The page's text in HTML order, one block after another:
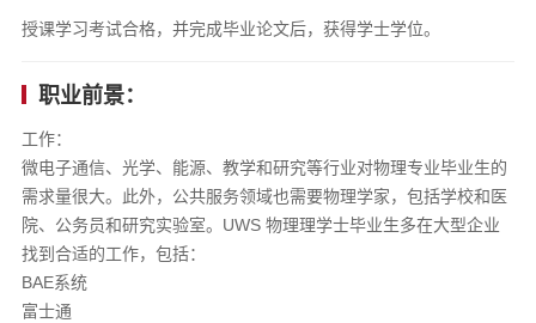
授课学习考试合格，并完成毕业论文后，获得学士学位。
职业前景：
工作：
微电子通信、光学、能源、教学和研究等行业对物理专业毕业生的
需求量很大。此外，公共服务领域也需要物理学家，包括学校和医
院、公务员和研究实验室。UWS 物理理学士毕业生多在大型企业
找到合适的工作，包括：
BAE系统
富士通